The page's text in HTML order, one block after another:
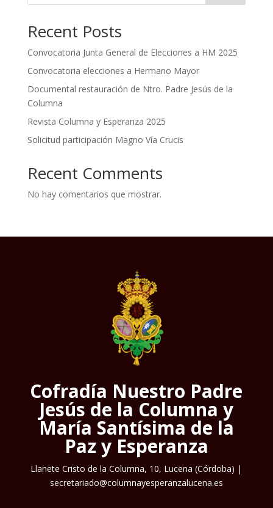
Recent Posts
Convocatoria Junta General de Elecciones a HM 2025
Convocatoria elecciones a Hermano Mayor
Documental restauración de Ntro. Padre Jesús de la
Columna
Revista Columna y Esperanza 2025
Solicitud participación Magno Vía Crucis
Recent Comments
No hay comentarios que mostrar.
Cofradía Nuestro Padre
Jesús de la Columna y
María Santísima de la
Paz y Esperanza
Llanete Cristo de la Columna, 10, Lucena (Córdoba) |
secretariado@columnayesperanzalucena.es